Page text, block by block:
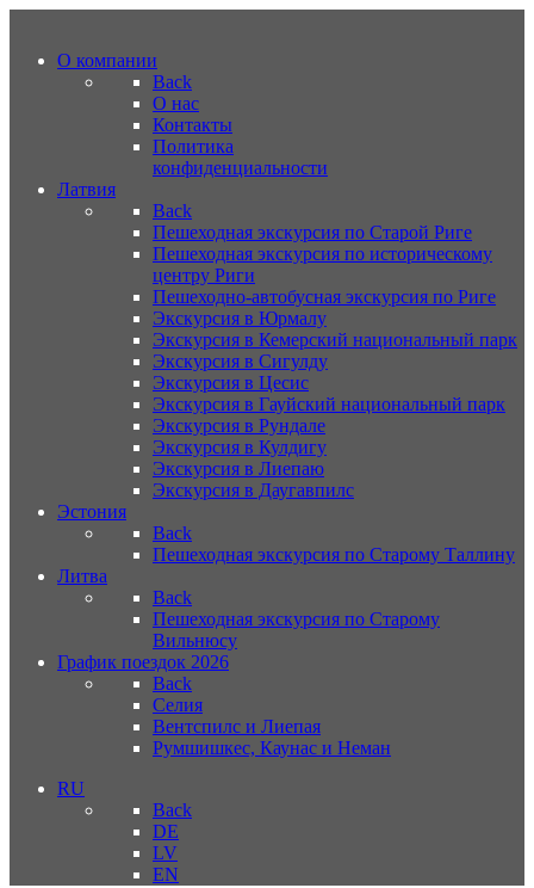
О компании
Back
О нас
Контакты
Политика
конфиденциальности
Латвия
Back
Пешеходная экскурсия по Старой Риге
Пешеходная экскурсия по историческому
центру Риги
Пешеходно-автобусная экскурсия по Риге
Экскурсия в Юрмалу
Экскурсия в Кемерский национальный парк
Экскурсия в Сигулду
Экскурсия в Цесис
Экскурсия в Гауйский национальный парк
Экскурсия в Рундале
Экскурсия в Кулдигу
Экскурсия в Лиепаю
Экскурсия в Даугавпилс
Эстония
Back
Пешеходная экскурсия по Старому Таллину
Литва
Back
Пешеходная экскурсия по Старому
Вильнюсу
График поездок 2026
Back
Селия
Вентспилс и Лиепая
Румшишкес, Каунас и Неман
RU
Back
DE
LV
EN